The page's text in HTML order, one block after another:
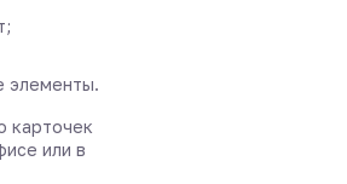
элементы.
карточек
или в